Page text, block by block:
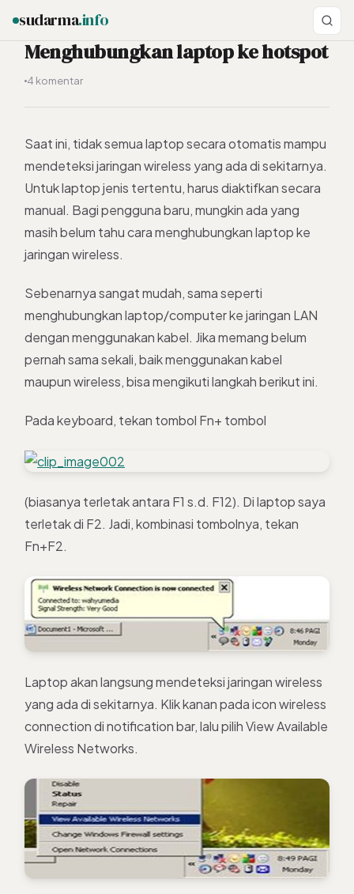
sudarma.info
Menghubungkan laptop ke hotspot
4 komentar
Saat ini, tidak semua laptop secara otomatis mampu
mendeteksi jaringan wireless yang ada di sekitarnya.
Untuk laptop jenis tertentu, harus diaktifkan secara
manual. Bagi pengguna baru, mungkin ada yang
masih belum tahu cara menghubungkan laptop ke
jaringan wireless.
Sebenarnya sangat mudah, sama seperti
menghubungkan laptop/computer ke jaringan LAN
dengan menggunakan kabel. Jika memang belum
pernah sama sekali, baik menggunakan kabel
maupun wireless, bisa mengikuti langkah berikut ini.
Pada keyboard, tekan tombol Fn+ tombol
(biasanya terletak antara F1 s.d. F12). Di laptop saya
terletak di F2. Jadi, kombinasi tombolnya, tekan
Fn+F2.
Laptop akan langsung mendeteksi jaringan wireless
yang ada di sekitarnya. Klik kanan pada icon wireless
connection di notification bar, lalu pilih View Available
Wireless Networks.